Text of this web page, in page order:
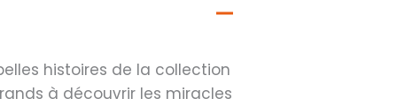
histoires de la collection
à découvrir les miracles